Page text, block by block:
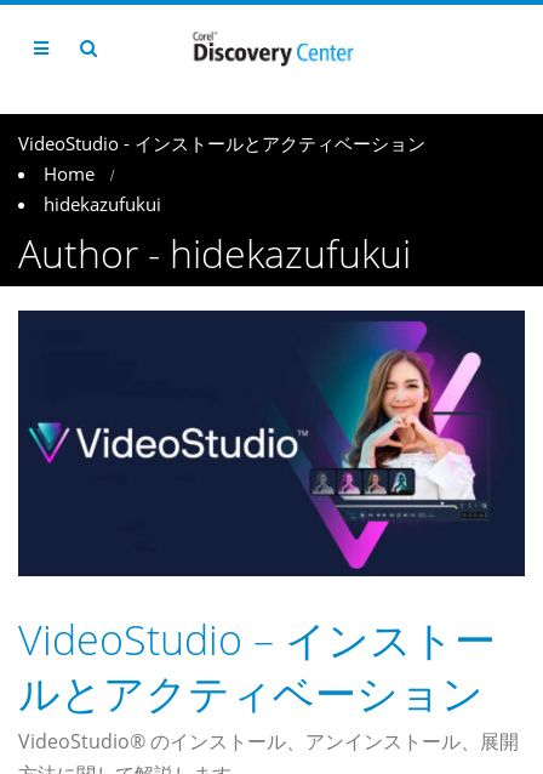
VideoStudio - インストールとアクティベーション
Home
hidekazufukui
Author - hidekazufukui
VideoStudio – インストー
ルとアクティベーション
VideoStudio® のインストール、アンインストール、展開